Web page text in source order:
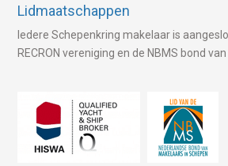
Lidmaatschappen
Iedere Schepenkring makelaar is
RECRON vereniging en de NBMS bond